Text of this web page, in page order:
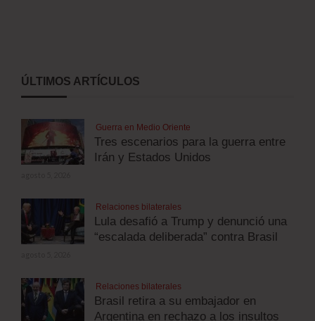
ÚLTIMOS ARTÍCULOS
Guerra en Medio Oriente
Tres escenarios para la guerra entre
Irán y Estados Unidos
Relaciones bilaterales
Lula desafió a Trump y denunció una
“escalada deliberada” contra Brasil
Relaciones bilaterales
Brasil retira a su embajador en
Argentina en rechazo a los insultos